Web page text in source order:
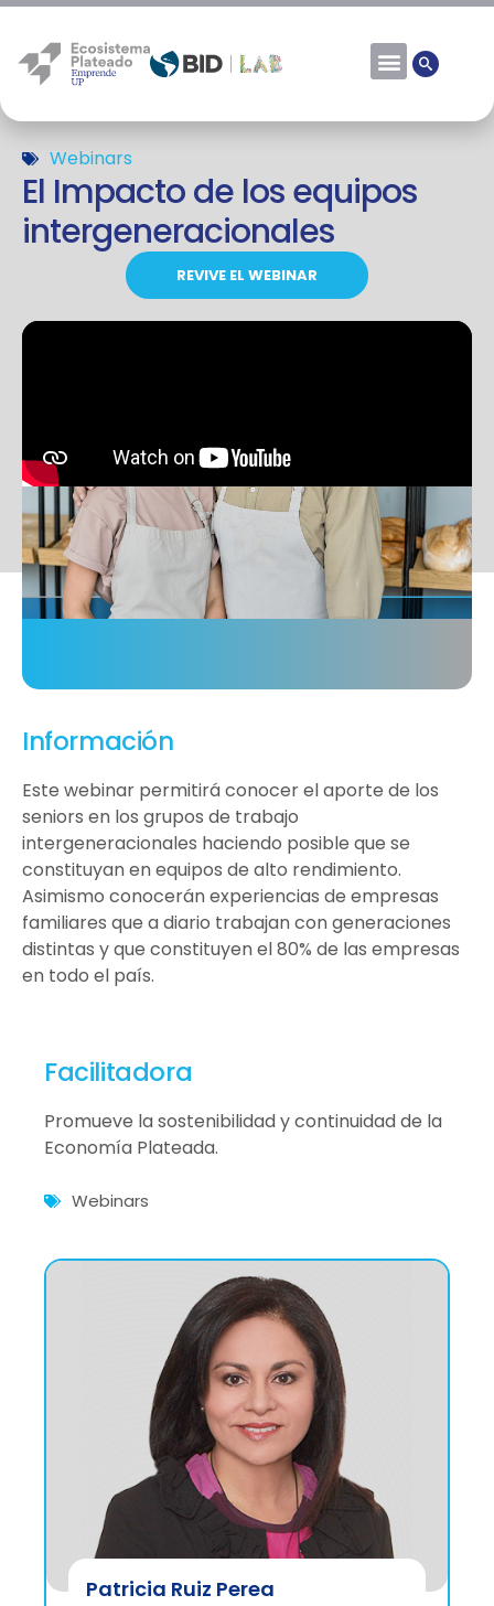
Webinars
El Impacto de los equipos
intergeneracionales
REVIVE EL WEBINAR
Información
Este webinar permitirá conocer el aporte de los
seniors en los grupos de trabajo
intergeneracionales haciendo posible que se
constituyan en equipos de alto rendimiento.
Asimismo conocerán experiencias de empresas
familiares que a diario trabajan con generaciones
distintas y que constituyen el 80% de las empresas
en todo el país.
Facilitadora
Promueve la sostenibilidad y continuidad de la
Economía Plateada.
Webinars
Patricia Ruiz Perea